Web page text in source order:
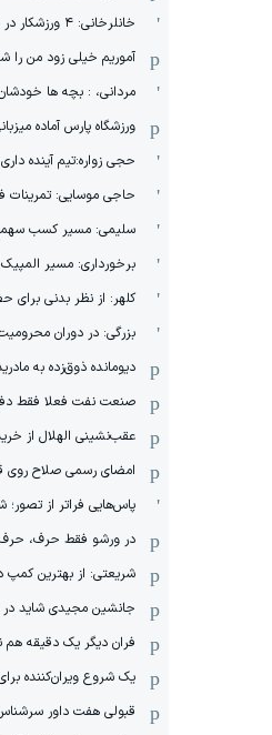
خانلرخانی: ۴ ورزشکار در ناگویا داریم
آموریم خیلی زود من را
مردانی، : بچه ها خودشان
ورزشگاه پارس آماده
حجی زواره:تیم آینده
حاجی موسایی: تمرینات
سلیمی: مسیر کسب
برخورداری: مسیر
کلهر: از نظر بدنی برای
بزرگی: در دوران
دیومانده ذوق‌زده به
صنعت نفت فعلا فقط
عقب‌نشینی الهلال از
امضای رسمی صلاح روی
پاس‌هایی فراتر از تصور؛
در ورشو فقط حرف، حرف
شریعتی: از بهترین کمپ‌
جانشین مجیدی شاید در
فران دیگر یک دقیقه هم
یک شروع ویران‌کننده
قبولی هفت داور